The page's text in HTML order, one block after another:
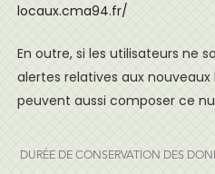
locaux.cma94.fr/
En outre, si les utilisateurs ne
alertes relatives aux nouveaux
peuvent aussi composer ce
DURÉE DE CONSERVATION DES